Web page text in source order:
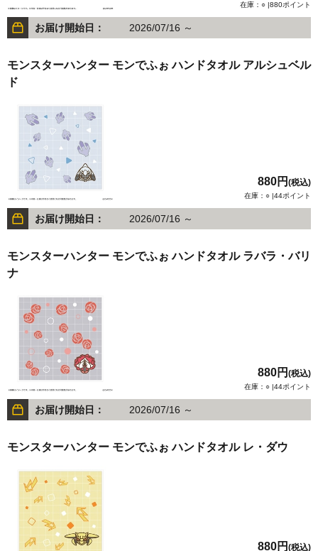
在庫：○ |880ポイント
お届け開始日： 2026/07/16 ～
モンスターハンター モンでふぉ ハンドタオル アルシュベル
ド
880円 (税込)
在庫：○ |44ポイント
お届け開始日： 2026/07/16 ～
モンスターハンター モンでふぉ ハンドタオル ラバラ・バリ
ナ
880円 (税込)
在庫：○ |44ポイント
お届け開始日： 2026/07/16 ～
モンスターハンター モンでふぉ ハンドタオル レ・ダウ
880円 (税込)